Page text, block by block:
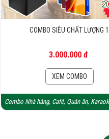
COMBO SIÊU CHẤT LƯỢNG 1
3.000.000 đ
XEM COMBO
Combo Nhà hàng, Café, Quán ăn,